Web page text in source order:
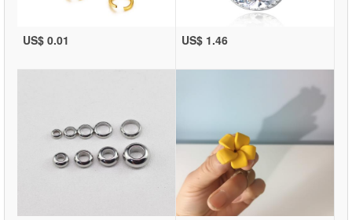
US$ 0.01 US$ 1.46